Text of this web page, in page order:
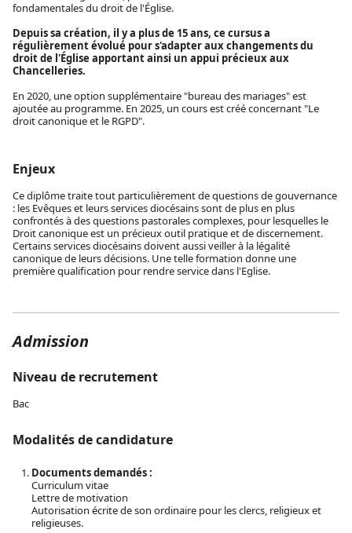
fondamentales du droit de l'Église.
Depuis sa création, il y a plus de 15 ans, ce cursus a
régulièrement évolué pour s'adapter aux changements du
droit de l'Église apportant ainsi un appui précieux aux
Chancelleries.
En 2020, une option supplémentaire "bureau des mariages" est
ajoutée au programme. En 2025, un cours est créé concernant "Le
droit canonique et le RGPD".
Enjeux
Ce diplôme traite tout particulièrement de questions de gouvernance
: les Evêques et leurs services diocésains sont de plus en plus
confrontés à des questions pastorales complexes, pour lesquelles le
Droit canonique est un précieux outil pratique et de discernement.
Certains services diocésains doivent aussi veiller à la légalité
canonique de leurs décisions. Une telle formation donne une
première qualification pour rendre service dans l'Eglise.
Admission
Niveau de recrutement
Bac
Modalités de candidature
Documents demandés :
Curriculum vitae
Lettre de motivation
Autorisation écrite de son ordinaire pour les clercs, religieux et
religieuses.